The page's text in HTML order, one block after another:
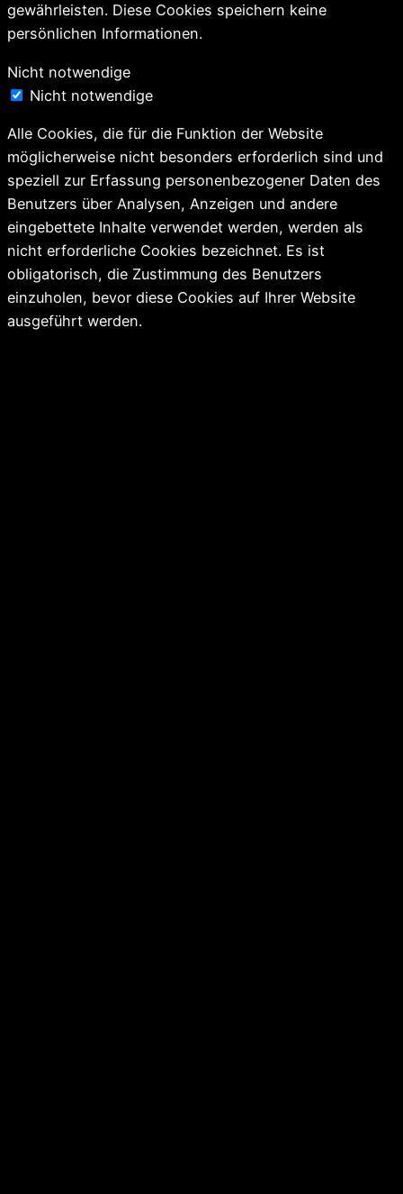
gewährleisten. Diese Cookies speichern keine
persönlichen Informationen.
Nicht notwendige
Nicht notwendige
Alle Cookies, die für die Funktion der Website
möglicherweise nicht besonders erforderlich sind und
speziell zur Erfassung personenbezogener Daten des
Benutzers über Analysen, Anzeigen und andere
eingebettete Inhalte verwendet werden, werden als
nicht erforderliche Cookies bezeichnet. Es ist
obligatorisch, die Zustimmung des Benutzers
einzuholen, bevor diese Cookies auf Ihrer Website
ausgeführt werden.